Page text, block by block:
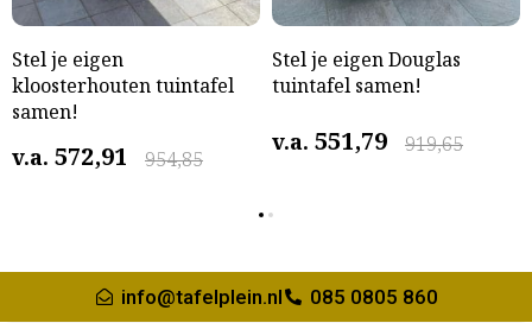
Stel je eigen
kloosterhouten tuintafel
samen!
v.a. 954,85
572,91
Stel je eigen Douglas
tuintafel samen!
v.a. 919,65
551,79
info@tafelplein.nl 085 0805 860